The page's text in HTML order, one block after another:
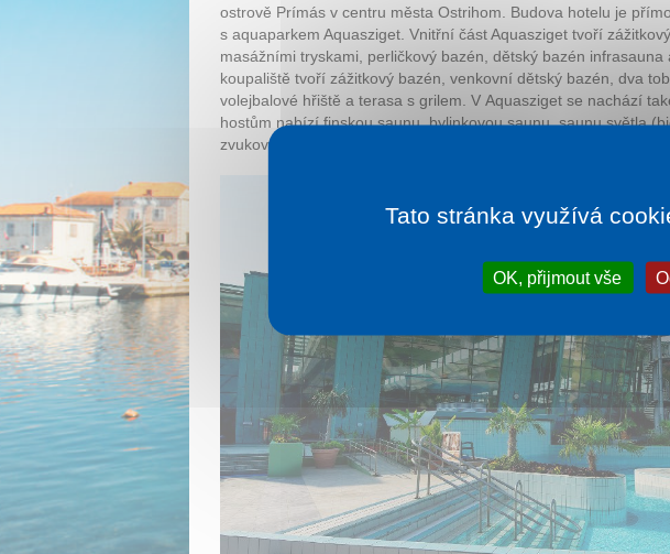
ostrově Prímás v centru města Ostrihom. Budova hotelu je
s aquaparkem Aquasziget. Vnitřní část Aquasziget tvoří
masážními tryskami, perličkový bazén, dětský bazén
koupaliště tvoří zážitkový bazén, venkovní dětský bazén, dva
volejbalové hřiště a terasa s grilem. V Aquasziget se nachází
hostům nabízí finskou saunu, bylinkovou saunu, saunu světla
zvukovými efekty) a růžovou saunou.
Tato stránka využívá
OK, přijmout vše